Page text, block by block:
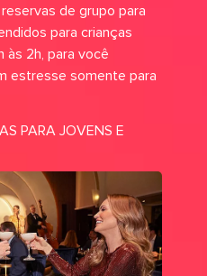
de grupo para
para crianças
às 2h, para você
estresse somente para
PARA JOVENS E